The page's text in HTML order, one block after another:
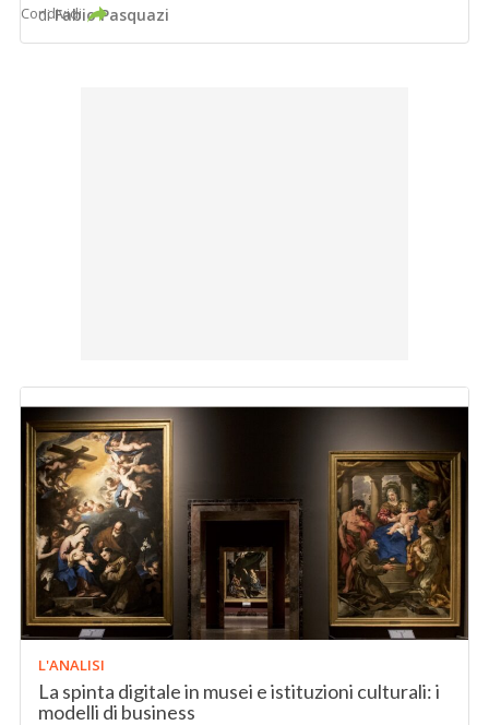
diFabio Pasquazi
Condividi
L'ANALISI
La spinta digitale in musei e istituzioni culturali: i
modelli di business